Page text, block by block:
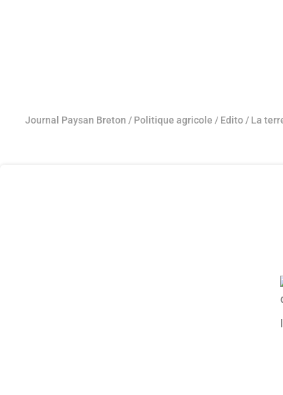
Journal Paysan Breton / Politique agricole / Edito / La